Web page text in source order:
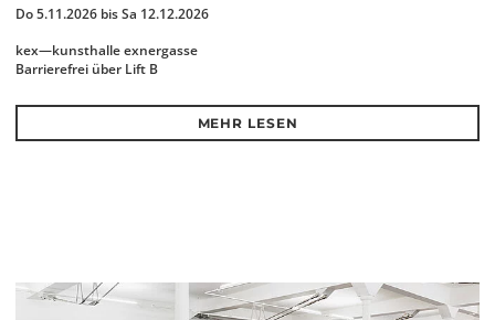
Do 5.11.2026 bis Sa 12.12.2026
kex—kunsthalle exnergasse
Barrierefrei über Lift B
MEHR LESEN